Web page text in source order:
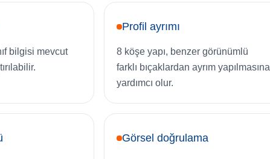
bilgisi mevcut
Profil ayrımı
8 köşe yapı, benzer görünümlü
farklı bıçaklardan ayrım yapılmasına
yardımcı olur.
Görsel doğrulama